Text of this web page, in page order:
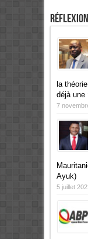
la
déjà une
7
Ayuk)
5 juillet